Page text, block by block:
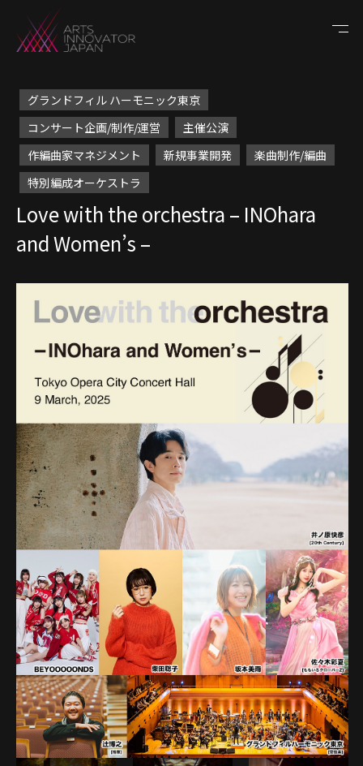
グランドフィル ハーモニック東京
コンサート企画/制作/運営
主催公演
作編曲家マネジメント
新規事業開発
楽曲制作/編曲
特別編成オーケストラ
Love with the orchestra – INOhara
and Women’s –